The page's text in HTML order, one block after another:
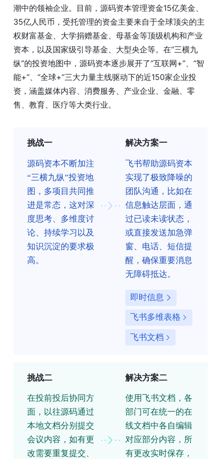
潮中的领袖企业。目前，源码资本管理资金15亿美金、
35亿人民币，受托管理的资金主要来自于全球顶尖的主
权财富基金、大学捐赠基金、母基金等顶级机构和产业
资本，以及国家级引导基金、大型央企等。在“三横九
纵”的投资地图中，源码资本逐步展开了“互联网+”、“智
能+”、“全球+”三大力量主线驱动下的近150家企业投
资，涵盖媒体内容、消费服务、产业企业、金融、零
售、教育、医疗等大类行业。
挑战一
源码资本不断加注
“三横九纵”投资地
图，多项目共同推
进是常态，这对深
度思考、多维度讨
论、持续学习以及
知识沉淀的要求极
高。
解决方案一
飞书帮助源码资本
实现了极致降噪的
团队沟通，比如在
信息触达层面，通
过已读未读状态，
或直接发送加急弹
窗、电话、短信提
醒，确保重要消息
无障碍抵达。
即时信息
飞书多维表格
飞书文档
挑战二
在投前投后协同方
面，以往源码通过
本地文档分别提交
会议内容，如有更
改需要重复提交、
解决方案二
使用飞书文档，各
部门可在统一的在
线文档中各自编辑
对应部分内容，所
有更改实时保存，